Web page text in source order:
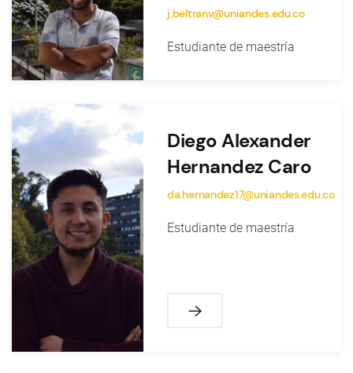
j.beltranv@uniandes.edu.co
Estudiante de maestría
Diego Alexander
Hernandez Caro
da.hernandez17@uniandes.edu.co
Estudiante de maestría